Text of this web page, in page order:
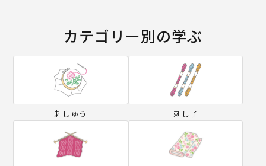
カテゴリー別の学ぶ
刺しゅう 刺し子